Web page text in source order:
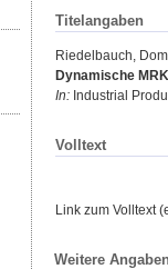
Titelangaben
Riedelbauch,
Dynamische
In: Industrial
Volltext
Link zum Volltext
Weitere Angaben